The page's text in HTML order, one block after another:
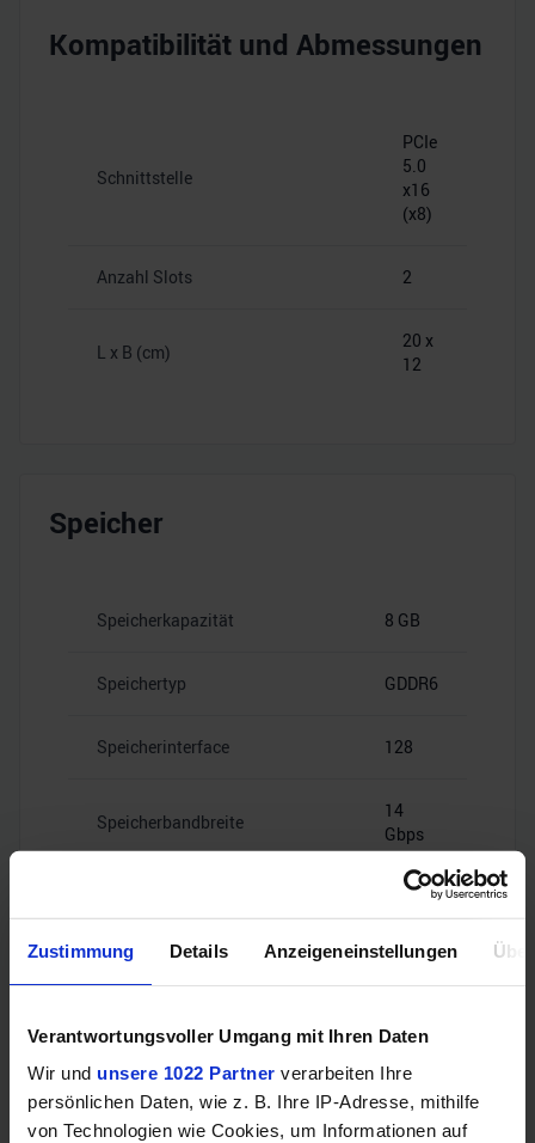
Zustimmung Details Anzeigeneinstellungen
Verantwortungsvoller Umgang mit Ihren Daten
Wir und unsere 1022 Partner verarbeiten Ihre
persönlichen Daten, wie z. B. Ihre IP-Adresse, mithilfe
von Technologien wie Cookies, um Informationen auf
Kompatibilität und Abmessungen
Schnittstelle
PCIe
5.0
x16
(x8)
Anzahl Slots 2
L x B (cm)
20 x
12
Speicher
Speicherkapazität 8 GB
Speichertyp GDDR6
Speicherinterface 128
Speicherbandbreite
14
Gbps
Videoanschlüsse
HDMI
1x HDMI
2.1b